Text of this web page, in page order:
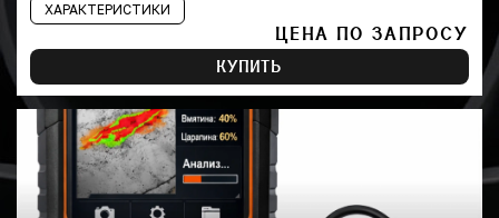
ХАРАКТЕРИСТИКИ
ЦЕНА ПО ЗАПРОСУ
КУПИТЬ